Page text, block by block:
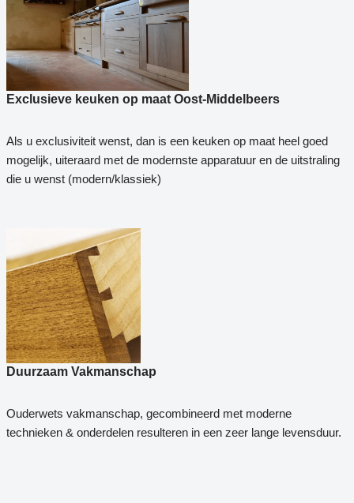
Exclusieve keuken op maat Oost-Middelbeers
Als u exclusiviteit wenst, dan is een keuken op maat heel goed
mogelijk, uiteraard met de modernste apparatuur en de uitstraling
die u wenst (modern/klassiek)
Duurzaam Vakmanschap
Ouderwets vakmanschap, gecombineerd met moderne
technieken & onderdelen resulteren in een zeer lange levensduur.